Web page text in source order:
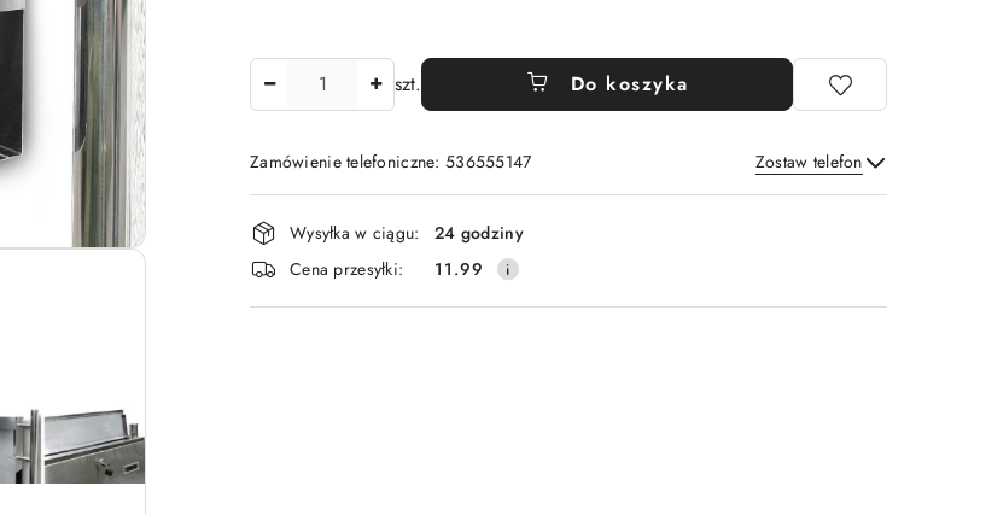
szt. Do koszyka
Zamówienie telefoniczne: 536555147 Zostaw telefon
Wyślij
Dostępność
i
dostawa
Wysyłka w ciągu:
24 godziny
Cena przesyłki:
11.99